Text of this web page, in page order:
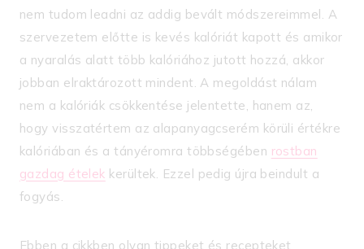
nem tudom leadni az addig bevált módszereimmel. A
szervezetem előtte is kevés kalóriát kapott és amikor
a nyaralás alatt több kalóriához jutott hozzá, akkor
jobban elraktározott mindent. A megoldást nálam
nem a kalóriák csökkentése jelentette, hanem az,
hogy visszatértem az alapanyagcserém körüli értékre
kalóriában és a tányéromra többségében rostban
gazdag ételek kerültek. Ezzel pedig újra beindult a
fogyás.
Ebben a cikkben olyan tippeket és recepteket